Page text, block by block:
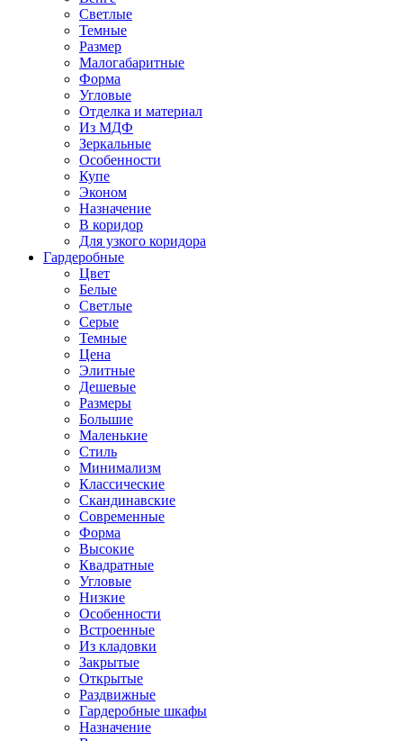
Светлые
Темные
Размер
Малогабаритные
Форма
Угловые
Отделка и материал
Из МДФ
Зеркальные
Особенности
Купе
Эконом
Назначение
В коридор
Для узкого коридора
Гардеробные
Цвет
Белые
Светлые
Серые
Темные
Цена
Элитные
Дешевые
Размеры
Большие
Маленькие
Стиль
Минимализм
Классические
Скандинавские
Современные
Форма
Высокие
Квадратные
Угловые
Низкие
Особенности
Встроенные
Из кладовки
Закрытые
Открытые
Раздвижные
Гардеробные шкафы
Назначение